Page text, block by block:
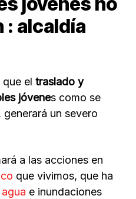
: alcaldía
el traslado y
jóvenes como se
un severo
a las acciones en
que vivimos, que ha
e inundaciones